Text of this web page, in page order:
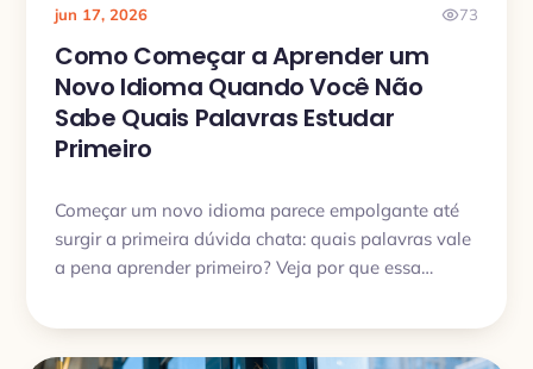
jun 17, 2026 73
Como Começar a Aprender um
Novo Idioma Quando Você Não
Sabe Quais Palavras Estudar
Primeiro
Começar um novo idioma parece empolgante até
surgir a primeira dúvida chata: quais palavras vale
a pena aprender primeiro? Veja por que essa
por que o mais importante no começo não é
montar a lista perfeita, mas entrar num ritmo de